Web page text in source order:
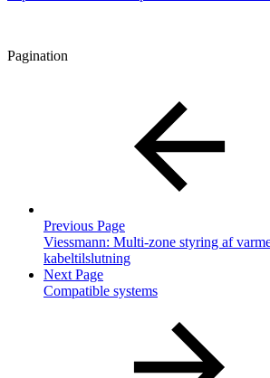
Pagination
Previous Page
Viessmann: Multi-zone styring af
kabeltilslutning
Next Page
Compatible systems